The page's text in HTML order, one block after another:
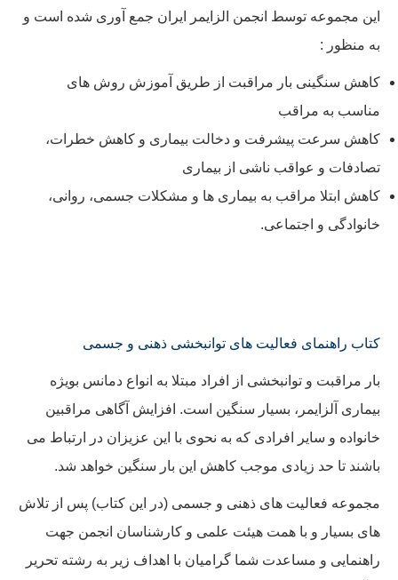
این مجموعه توسط انجمن الزایمر ایران جمع آوری شده است و
به منظور :
کاهش سنگینی بار مراقبت از طریق آموزش روش های
مناسب به مراقب
کاهش سرعت پیشرفت و دخالت بیماری و کاهش خطرات،
تصادفات و عواقب ناشی از بیماری
کاهش ابتلا مراقب به بیماری ها و مشکلات جسمی، روانی،
خانوادگی و اجتماعی.
کتاب راهنمای فعالیت های توانبخشی ذهنی و جسمی
بار مراقبت و توانبخشی از افراد مبتلا به انواع دمانس بویژه
بیماری آلزایمر، بسیار سنگین است. افزایش آگاهی مراقبین
خانواده و سایر افرادی که به نحوی با این عزیزان در ارتباط می
باشند تا حد زیادی موجب کاهش این بار سنگین خواهد شد.
مجموعه فعالیت های ذهنی و جسمی (در این کتاب) پس از تلاش
های بسیار و با همت هیئت علمی و کارشناسان انجمن جهت
راهنمایی و مساعدت شما گرامیان با اهداف زیر به رشته تحریر